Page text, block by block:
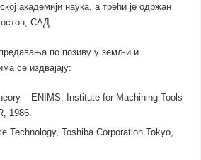
академији наука, а трећи је одржан
САД.
по позиву у земљи и
се издвајају:
– ENIMS, Institute for Machining Tools
1986.
Technology, Toshiba Corporation Tokyo,